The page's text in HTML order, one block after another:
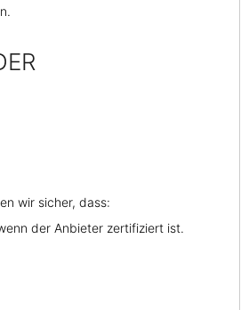
wir sicher, dass:
der Anbieter zertifiziert ist.